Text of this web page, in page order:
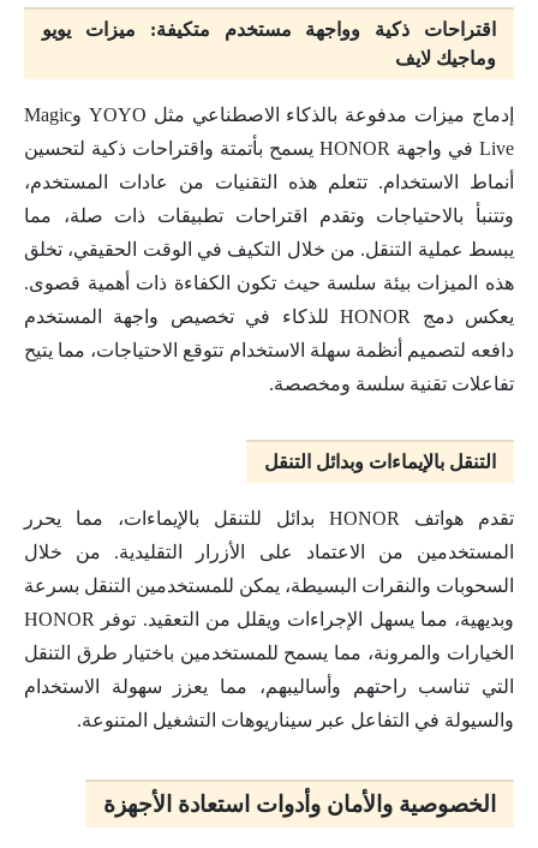
اقتراحات ذكية وواجهة مستخدم متكيفة: ميزات يويو
وماجيك لايف
إدماج ميزات مدفوعة بالذكاء الاصطناعي مثل YOYO وMagic
Live في واجهة HONOR يسمح بأتمتة واقتراحات ذكية لتحسين
أنماط الاستخدام. تتعلم هذه التقنيات من عادات المستخدم،
وتتنبأ بالاحتياجات وتقدم اقتراحات تطبيقات ذات صلة، مما
يبسط عملية التنقل. من خلال التكيف في الوقت الحقيقي، تخلق
هذه الميزات بيئة سلسة حيث تكون الكفاءة ذات أهمية قصوى.
يعكس دمج HONOR للذكاء في تخصيص واجهة المستخدم
دافعه لتصميم أنظمة سهلة الاستخدام تتوقع الاحتياجات، مما يتيح
تفاعلات تقنية سلسة ومخصصة.
التنقل بالإيماءات وبدائل التنقل
تقدم هواتف HONOR بدائل للتنقل بالإيماءات، مما يحرر
المستخدمين من الاعتماد على الأزرار التقليدية. من خلال
السحوبات والنقرات البسيطة، يمكن للمستخدمين التنقل بسرعة
وبديهية، مما يسهل الإجراءات ويقلل من التعقيد. توفر HONOR
الخيارات والمرونة، مما يسمح للمستخدمين باختيار طرق التنقل
التي تناسب راحتهم وأساليبهم، مما يعزز سهولة الاستخدام
والسيولة في التفاعل عبر سيناريوهات التشغيل المتنوعة.
الخصوصية والأمان وأدوات استعادة الأجهزة